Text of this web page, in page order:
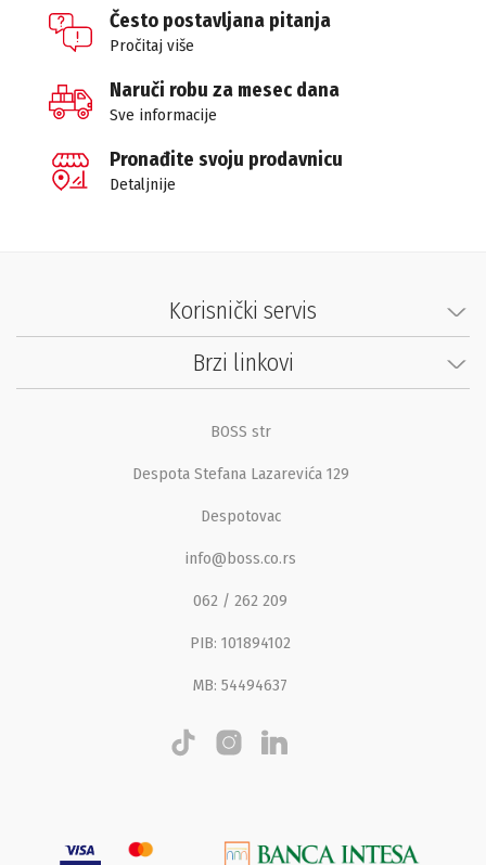
Često postavljana pitanja
Pročitaj više
Naruči robu za mesec dana
Sve informacije
Pronađite svoju prodavnicu
Detaljnije
Korisnički servis
Brzi linkovi
BOSS str
Despota Stefana Lazarevića 129
Despotovac
info@boss.co.rs
062 / 262 209
PIB: 101894102
MB: 54494637